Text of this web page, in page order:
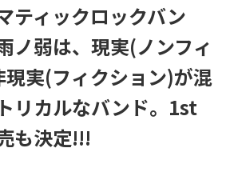
ティックロックバン
ノ弱は、現実(ノンフィ
現実(フィクション)が混
リカルなバンド。1st
も決定!!!